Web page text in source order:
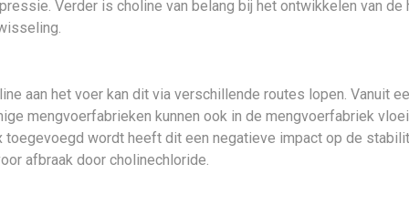
Verder is choline van belang bij het ontwikkelen van
aan het voer kan dit via verschillende routes lopen. Vanuit
mengvoerfabrieken kunnen ook in de mengvoerfabriek
toegevoegd wordt heeft dit een negatieve impact op de
afbraak door cholinechloride.